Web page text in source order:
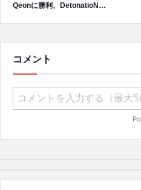
Qeonに勝利、DetonatioN
コメント